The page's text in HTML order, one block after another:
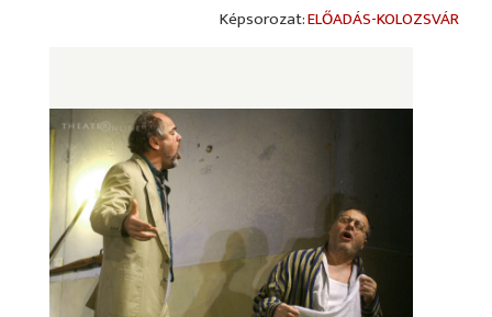
ELŐADÁS-KOLOZSVÁR